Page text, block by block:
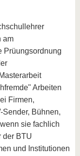
am
Prüungsordnung
Arbeiten
Firmen,
Bühnen,
sie fachlich
der BTU
und Institutionen